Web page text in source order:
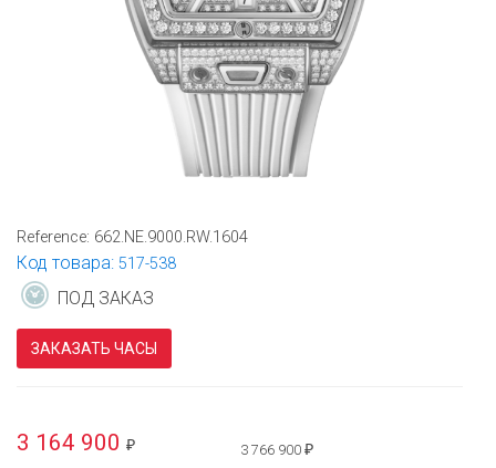
Reference: 662.NE.9000.RW.1604
Код товара: 517-538
ПОД ЗАКАЗ
ЗАКАЗАТЬ ЧАСЫ
3 164 900 ₽ 3 766 900 ₽